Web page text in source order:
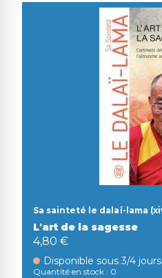
Sa sainteté le dalaï-lama
L'art de la sagesse
4,80 €
Disponible sous 3/4 jours
Quantité en stock : 0